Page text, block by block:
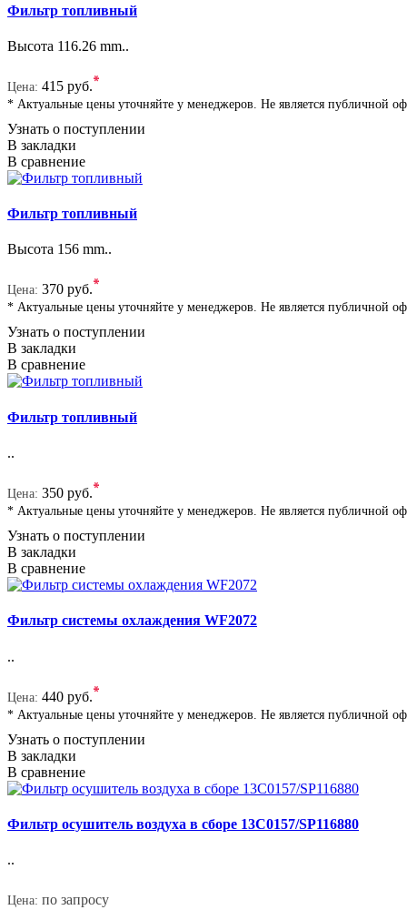
Фильтр топливный
Высота 116.26 mm..
Цена: 415 руб.*
* Актуальные цены уточняйте у менеджеров. Не является публичной
Узнать о поступлении
В закладки
В сравнение
Фильтр топливный
Высота 156 mm..
Цена: 370 руб.*
* Актуальные цены уточняйте у менеджеров. Не является публичной
Узнать о поступлении
В закладки
В сравнение
Фильтр топливный
..
Цена: 350 руб.*
* Актуальные цены уточняйте у менеджеров. Не является публичной
Узнать о поступлении
В закладки
В сравнение
Фильтр системы охлаждения WF2072
..
Цена: 440 руб.*
* Актуальные цены уточняйте у менеджеров. Не является публичной
Узнать о поступлении
В закладки
В сравнение
Фильтр осушитель воздуха в сборе 13C0157/SP116880
..
Цена: по запросу